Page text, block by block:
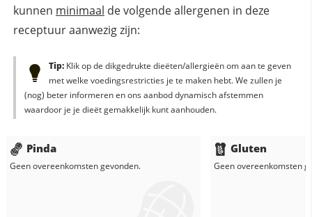
kunnen minimaal de volgende allergenen in deze
receptuur aanwezig zijn:
Tip:Klik op de dikgedrukte dieëten/allergieën om aan te geven
met welke voedingsrestricties je te maken hebt. We zullen je
(nog) beter informeren en ons aanbod dynamisch afstemmen
waardoor je je dieët gemakkelijk kunt aanhouden.
Pinda
Geen overeenkomsten gevonden.
Gluten
Geen overeenkomsten